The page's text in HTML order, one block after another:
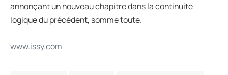
annonçant un nouveau chapitre dans la continuité
logique du précédent, somme toute.
www.issy.com